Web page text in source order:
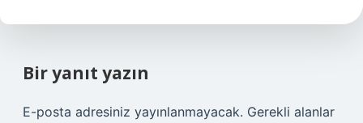
Bir yanıt yazın
E-posta adresiniz yayınlanmayacak. Gerekli alanlar